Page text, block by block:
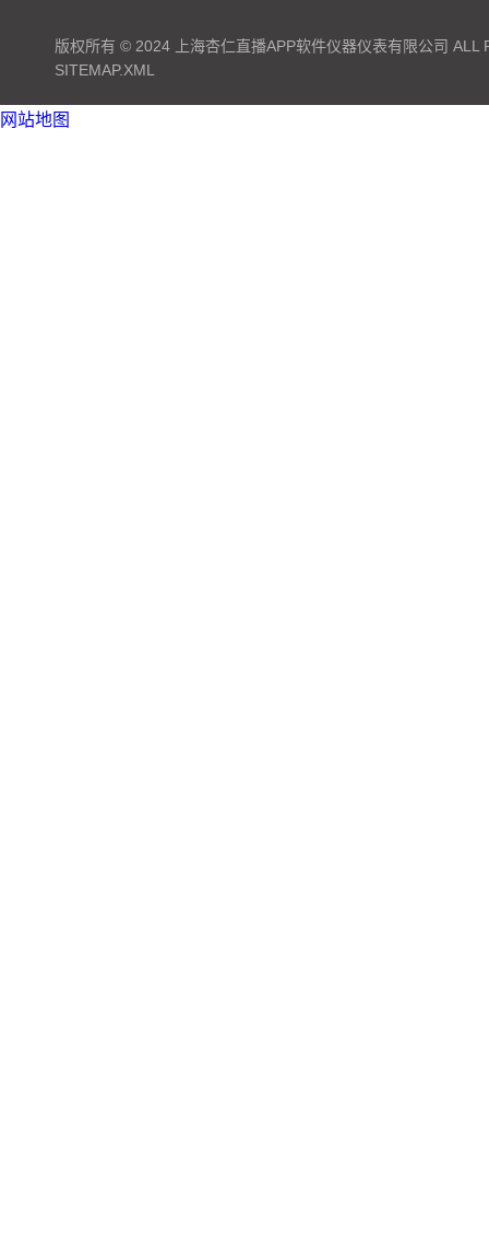
版权所有 © 2024 上海杏仁直播APP软件仪器仪表有限公司 ALL
SITEMAP.XML
网站地图